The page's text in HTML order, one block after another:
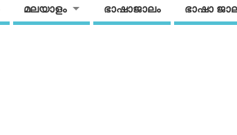
മലയാളം ഭാഷാജാലം ഭാഷാ